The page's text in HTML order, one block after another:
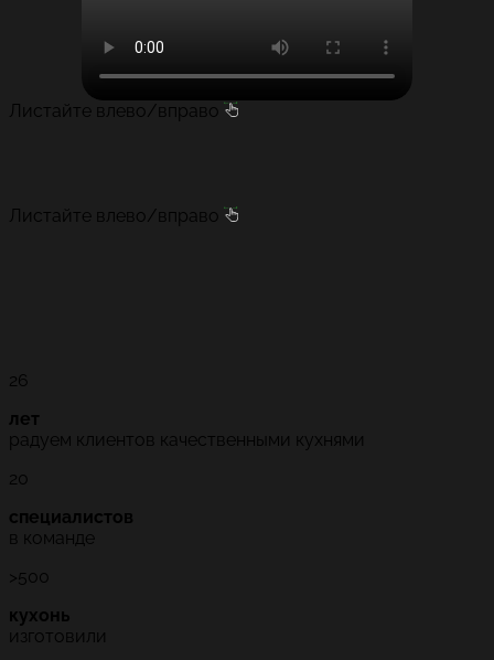
Листайте влево/вправо
Листайте влево/вправо
26
лет
радуем клиентов качественными кухнями
20
специалистов
в команде
>500
кухонь
изготовили